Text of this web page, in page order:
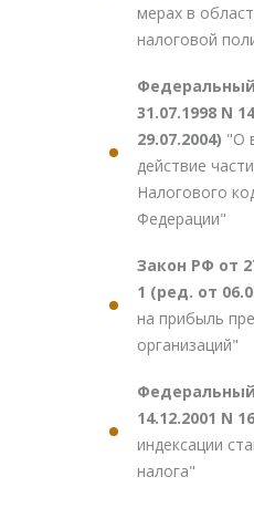
мерах в
налоговой
31.07.1998 N
29.07.2004) "О
действие
Налогового
Федерации"
Закон РФ от
1 (ред. от
на прибыль
организаций"
14.12.2001 N
индексации
налога"